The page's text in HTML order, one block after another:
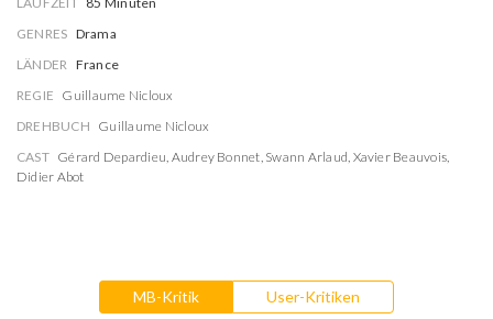
GENRES Drama
LÄNDER France
REGIE Guillaume Nicloux
DREHBUCH Guillaume Nicloux
CAST Gérard Depardieu, Audrey Bonnet, Swann Arlaud, Xavier Beauvois,
Didier Abot
MB-Kritik User-Kritiken